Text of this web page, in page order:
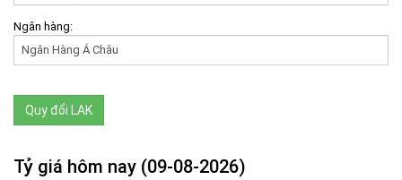
Ngân hàng:
Tỷ giá hôm nay (09-08-2026)